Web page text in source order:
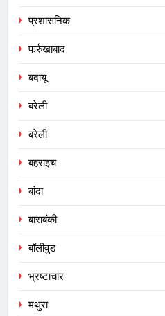
प्रशासनिक
फर्रुखाबाद
बदायूं
बरेली
बरेली
बहराइच
बांदा
बाराबंकी
बॉलीवुड
भ्रष्टाचार
मथुरा